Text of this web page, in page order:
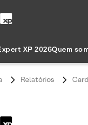
XP 2026Quem
Relatórios